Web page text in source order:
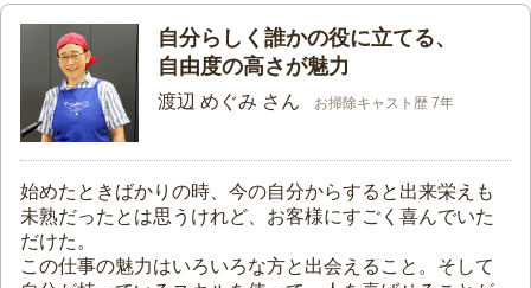
自分らしく誰かの役に立てる、
自由度の高さが魅力
渡辺 めぐみ さん お掃除キャスト歴 7年
始めたときばかりの時、今の自分からすると出来栄えも
未熟だったとは思うけれど、お客様にすごく喜んでいた
だけた。
この仕事の魅力はいろいろな方と出会えること。そして